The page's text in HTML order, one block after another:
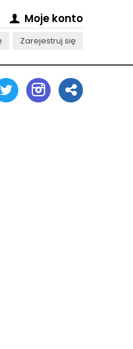
Moje konto
Zarejestruj się